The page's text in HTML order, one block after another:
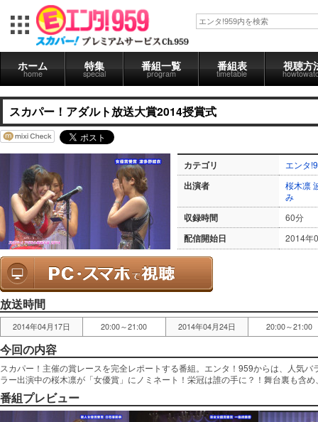
ホーム
home
特集
special
番組一覧
program
番組表
timetable
視聴方
スカパー！アダルト放送大賞2014授賞式
カテゴリ エンタ
出演者 桜木凛
み
収録時間 60分
配信開始日 2014年
放送時間
2014年04月17日 20:00～21:00 2014年04月24日 20:00～21:00
今回の内容
スカパー！主催の賞レースを完全レポートする番組。エンタ！959からは、人気
ラー出演中の桜木凛が「女優賞」にノミネート！栄冠は誰の手に？！舞台裏も含
番組プレビュー